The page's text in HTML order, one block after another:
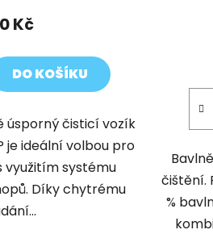
Kč
DO KOŠÍKU
úsporný čisticí vozík
je ideální volbou pro
využitím systému
Díky chytrému
čištění.
%